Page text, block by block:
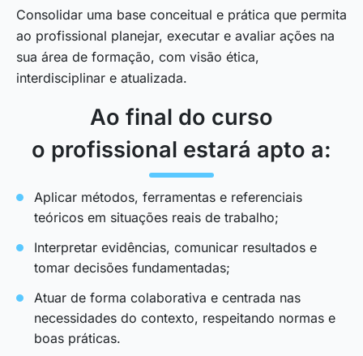
Consolidar uma base conceitual e prática que permita
ao profissional planejar, executar e avaliar ações na
sua área de formação, com visão ética,
interdisciplinar e atualizada.
Ao final do curso
o profissional estará apto a:
Aplicar métodos, ferramentas e referenciais
teóricos em situações reais de trabalho;
Interpretar evidências, comunicar resultados e
tomar decisões fundamentadas;
Atuar de forma colaborativa e centrada nas
necessidades do contexto, respeitando normas e
boas práticas.